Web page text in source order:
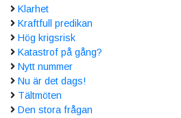
Klarhet
Kraftfull predikan
Hög krigsrisk
Katastrof på gång?
Nytt nummer
Nu är det dags!
Tältmöten
Den stora frågan